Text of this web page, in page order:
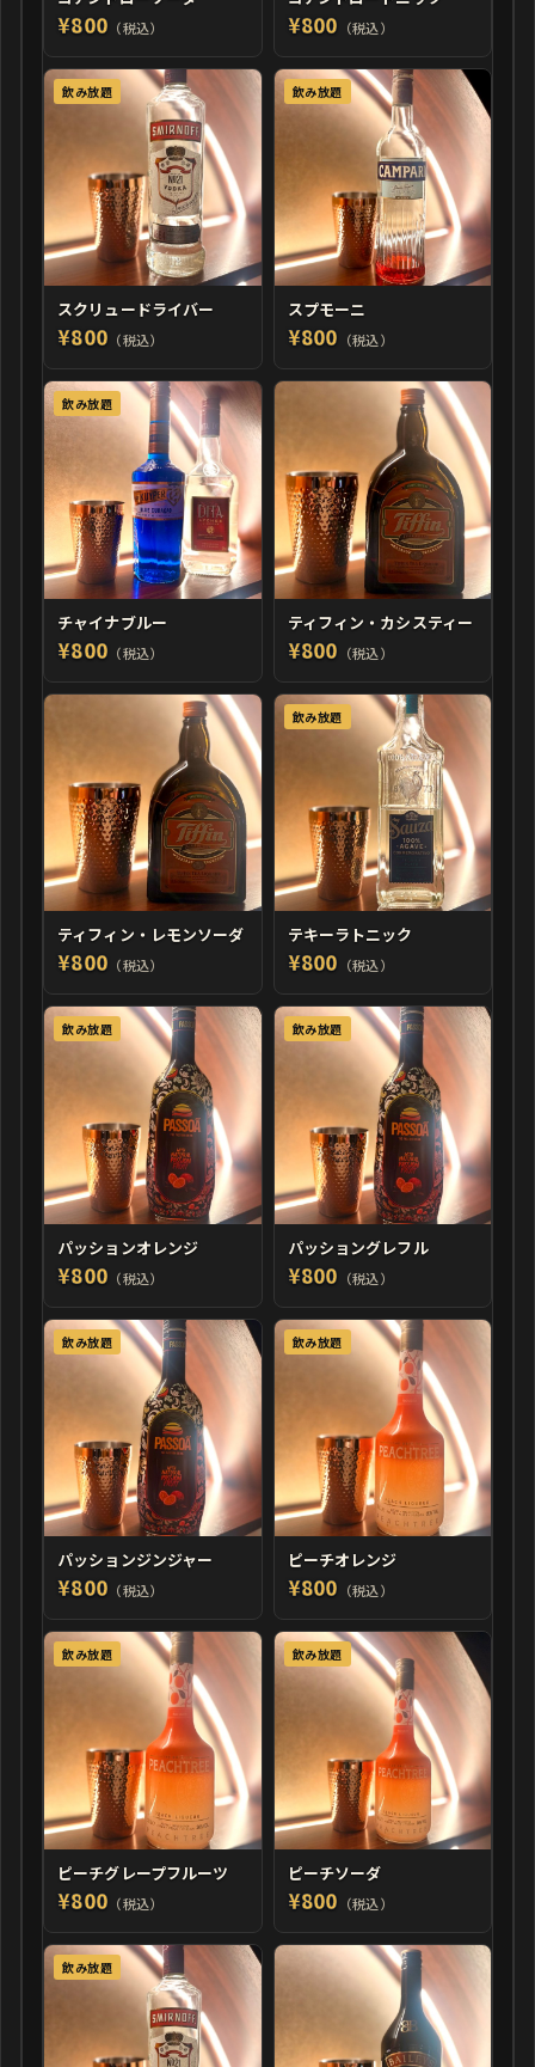
¥800 （税込） ¥800 （税込）
飲み放題
スクリュードライバー
¥800 （税込）
飲み放題
スプモーニ
¥800 （税込）
飲み放題
チャイナブルー
¥800 （税込）
ティフィン・カシスティー
¥800 （税込）
ティフィン・レモンソーダ
¥800 （税込）
飲み放題
テキーラトニック
¥800 （税込）
飲み放題
パッションオレンジ
¥800 （税込）
飲み放題
パッショングレフル
¥800 （税込）
飲み放題
パッションジンジャー
¥800 （税込）
飲み放題
ピーチオレンジ
¥800 （税込）
飲み放題
ピーチグレープフルーツ
¥800 （税込）
飲み放題
ピーチソーダ
¥800 （税込）
飲み放題